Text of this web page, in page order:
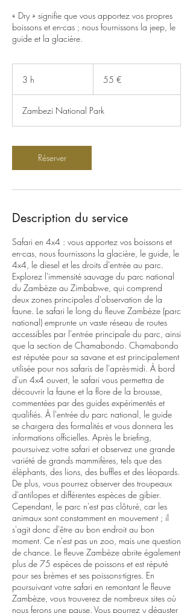
« Dry » signifie que vous apportez vos propres
boissons et en-cas ; nous fournissons la jeep, le
guide et la glacière.
3 h 55 €
Zambezi National Park
Réserver
Description du service
Safari en 4x4 : vous apportez vos boissons et
en-cas, nous fournissons la glacière, le guide, le
4x4, le diesel et les droits d'entrée au parc.
Explorez l'immensité sauvage du parc national
du Zambèze au Zimbabwe, qui comprend
deux zones principales d'observation de la
faune. Le safari le long du fleuve Zambèze (parc
national) emprunte un vaste réseau de routes
accessibles par l'entrée principale du parc, ainsi
que la section de Chamabondo. Chamabondo
est réputée pour sa savane et est principalement
utilisée pour nos safaris de l'après-midi. À bord
d'un 4x4 ouvert, le safari vous permettra de
découvrir la faune et la flore de la brousse,
commentées par des guides expérimentés et
qualifiés. À l'entrée du parc national, le guide
se chargera des formalités et vous donnera les
informations officielles. Après le briefing,
poursuivez votre safari et observez une grande
variété de grands mammifères, tels que des
éléphants, des lions, des buffles et des léopards.
De plus, vous pourrez observer des troupeaux
d'antilopes et différentes espèces de gibier.
Cependant, le parc n'est pas clôturé, car les
animaux sont constamment en mouvement ; il
s'agit donc d'être au bon endroit au bon
moment. Ce n'est pas un zoo, mais une question
de chance. Le fleuve Zambèze abrite également
plus de 75 espèces de poissons et est réputé
pour ses brèmes et ses poissons-tigres. En
poursuivant votre safari en remontant le fleuve
Zambèze, vous trouverez de nombreux sites où
nous ferons une pause. Vous pourrez y déguster